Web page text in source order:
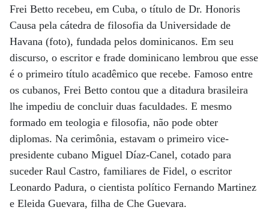
Frei Betto recebeu, em Cuba, o título de Dr. Honoris
Causa pela cátedra de filosofia da Universidade de
Havana (foto), fundada pelos dominicanos. Em seu
discurso, o escritor e frade dominicano lembrou que esse
é o primeiro título acadêmico que recebe. Famoso entre
os cubanos, Frei Betto contou que a ditadura brasileira
lhe impediu de concluir duas faculdades. E mesmo
formado em teologia e filosofia, não pode obter
diplomas. Na cerimônia, estavam o primeiro vice-
presidente cubano Miguel Díaz-Canel, cotado para
suceder Raul Castro, familiares de Fidel, o escritor
Leonardo Padura, o cientista político Fernando Martinez
e Eleida Guevara, filha de Che Guevara.